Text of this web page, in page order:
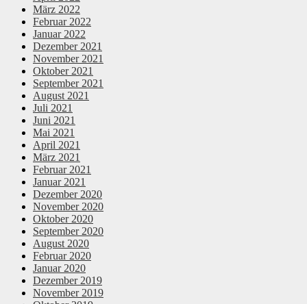
März 2022
Februar 2022
Januar 2022
Dezember 2021
November 2021
Oktober 2021
September 2021
August 2021
Juli 2021
Juni 2021
Mai 2021
April 2021
März 2021
Februar 2021
Januar 2021
Dezember 2020
November 2020
Oktober 2020
September 2020
August 2020
Februar 2020
Januar 2020
Dezember 2019
November 2019